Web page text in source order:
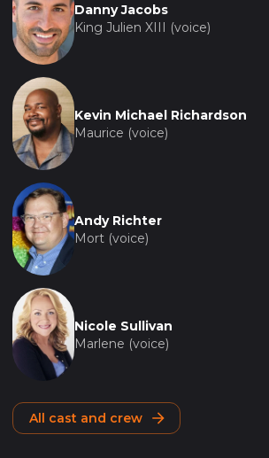
Danny Jacobs
King Julien XIII (voice)
Kevin Michael Richardson
Maurice (voice)
Andy Richter
Mort (voice)
Nicole Sullivan
Marlene (voice)
All cast and crew